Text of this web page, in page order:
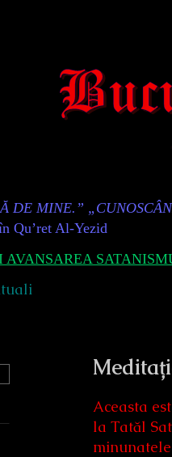
DE MINE.”
Qu’ret Al-Yezid
Aceasta
la Tatăl